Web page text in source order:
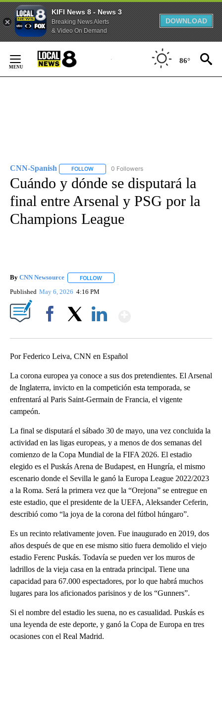
KIFI News 8 - News 3
Breaking News Alerts
& Video On Demand
DOWNLOAD
Content
86°
CNN-Spanish FOLLOW FOLLOW "CNN-SPANISH" TO RECEIVE
0 Followers
Cuándo y dónde se disputará la
final entre Arsenal y PSG por la
Champions League
By CNN Newsource FOLLOW
Published May 6, 2026 4:16 PM
Por Federico Leiva, CNN en Español
La corona europea ya conoce a sus dos pretendientes. El Arsenal
de Inglaterra, invicto en la competición esta temporada, se
enfrentará al Paris Saint-Germain de Francia, el vigente
campeón.
La final se disputará el sábado 30 de mayo, una vez concluida la
actividad en las ligas europeas, y a menos de dos semanas del
comienzo de la Copa Mundial de la FIFA 2026. El estadio
elegido es el Puskás Arena de Budapest, en Hungría, el mismo
escenario donde el Sevilla le ganó la Europa League 2022/2023
a la Roma. Será la primera vez que la “Orejona” se entregue en
este estadio, que el presidente de la UEFA, Aleksander Ceferin,
describió como “la joya de la corona del fútbol húngaro”.
Es un recinto relativamente joven. Fue inaugurado en 2019, dos
años después de que en ese mismo sitio fuera demolido el viejo
estadio Ferenc Puskás. Todavía se pueden ver los muros de
ladrillos de la vieja casa en la entrada principal. Tiene una
capacidad para 67.000 espectadores, por lo que habrá muchos
lugares para los aficionados parisinos y de los “Gunners”.
Si el nombre del estadio les suena, no es casualidad. Puskás es
una leyenda de este deporte, y ganó la Copa de Europa en tres
ocasiones con el Real Madrid.